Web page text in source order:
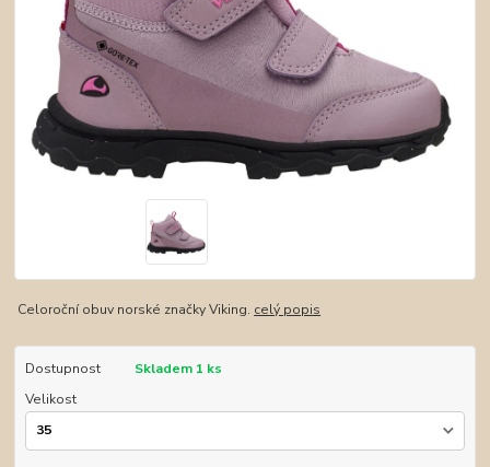
Celoroční obuv norské značky Viking. celý popis
Dostupnost
Skladem 1 ks
Velikost